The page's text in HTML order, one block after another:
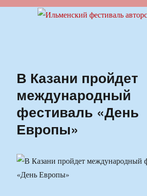
Ильменский фестиваль
В Казани пройдет
международный
фестиваль «День
Европы»